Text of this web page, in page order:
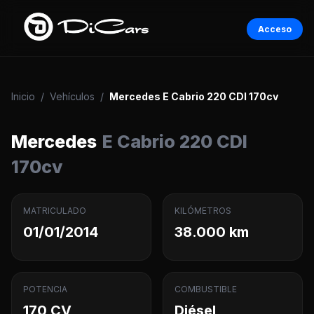
Acceso
Inicio / Vehículos / Mercedes E Cabrio 220 CDI 170cv
Mercedes E Cabrio 220 CDI
170cv
MATRICULADO
01/01/2014
KILÓMETROS
38.000 km
POTENCIA
170 CV
COMBUSTIBLE
Diésel